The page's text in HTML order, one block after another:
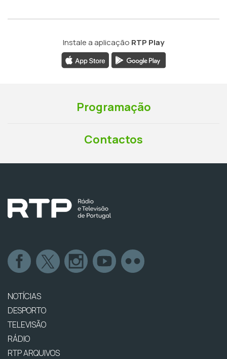
Instale a aplicação RTP Play
Programação
Contactos
NOTÍCIAS
DESPORTO
TELEVISÃO
RÁDIO
RTP ARQUIVOS